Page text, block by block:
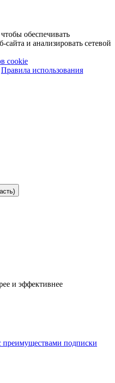
обеспечивать
и анализировать сетевой
cookie
Правила использования
и эффективнее
преимуществами подписки